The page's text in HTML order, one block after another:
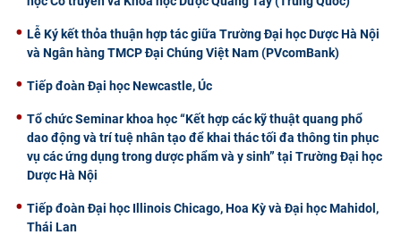
CỰU NGƯỜI HỌC
Lễ Ký kết thỏa thuận hợp tác giữa Trường Đại học Dược Hà Nội
và Ngân hàng TMCP Đại Chúng Việt Nam (PVcomBank)
Tiếp đoàn Đại học Newcastle, Úc
Tổ chức Seminar khoa học “Kết hợp các kỹ thuật quang phổ
dao động và trí tuệ nhân tạo để khai thác tối đa thông tin phục
vụ các ứng dụng trong dược phẩm và y sinh” tại Trường Đại học
Dược Hà Nội
Tiếp đoàn Đại học Illinois Chicago, Hoa Kỳ và Đại học Mahidol,
Thái Lan